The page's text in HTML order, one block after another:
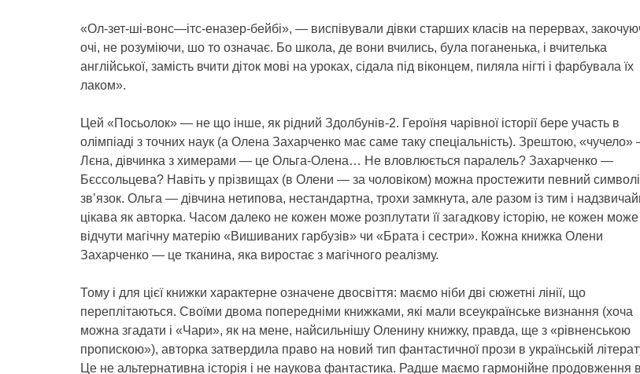
«Ол-зет-ші-вонс—ітс-еназер-бейбі», — виспівували дівки старших класів на перервах,
очі, не розуміючи, шо то означає. Бо школа, де вони вчились, була поганенька, і вчителька
англійської, замість вчити діток мові на уроках, сідала під віконцем, пиляла нігті і фарбувала їх
лаком».
Цей «Посьолок» — не що інше, як рідний Здолбунів-2. Героїня чарівної історії бере участь в
олімпіаді з точних наук (а Олена Захарченко має саме таку спеціальність). Зрештою,
Лєна, дівчинка з химерами — це Ольга-Олена… Не вловлюється паралель? Захарченко —
Бєссольцева? Навіть у прізвищах (в Олени — за чоловіком) можна простежити певний
зв’язок. Ольга — дівчина нетипова, нестандартна, трохи замкнута, але разом із тим і
цікава як авторка. Часом далеко не кожен може розплутати її загадкову історію, не кожен може
відчути магічну матерію «Вишиваних гарбузів» чи «Брата і сестри». Кожна книжка Олени
Захарченко — це тканина, яка виростає з магічного реалізму.
Тому і для цієї книжки характерне означене двосвіття: маємо ніби дві сюжетні лінії, що
переплітаються. Своїми двома попередніми книжками, які мали всеукраїнське визнання (хоча
можна згадати і «Чари», як на мене, найсильнішу Оленину книжку, правда, ще з «рівненською
пропискою»), авторка затвердила право на новий тип фантастичної прози в українській
Це не альтернативна історія і не наукова фантастика. Радше маємо гармонійне продовження в